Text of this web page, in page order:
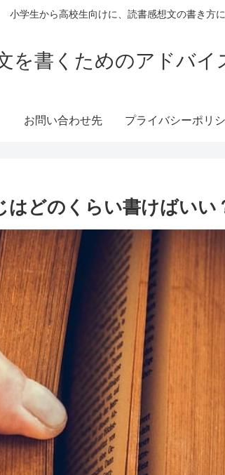
小学生から高校生向けに、読書感想文の書き方
を書くためのアドバイ
お問い合わせ先
どのくらい書けばいい